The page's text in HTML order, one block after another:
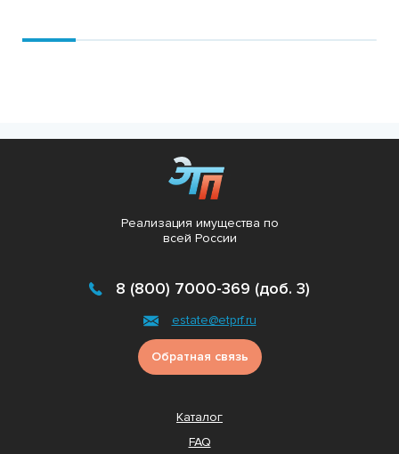
Реализация имущества по
всей России
8 (800) 7000-369 (доб. 3)
estate@etprf.ru
Обратная связь
Каталог
FAQ